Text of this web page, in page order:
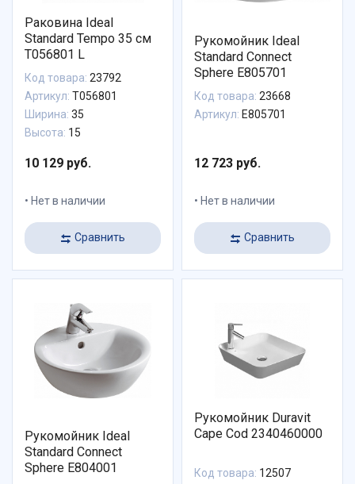
Раковина Ideal
Standard Tempo 35 см
T056801 L
Код товара: 23792
Артикул: T056801
Ширина: 35
Высота: 15
10 129 руб.
Нет в наличии
Сравнить
Рукомойник Ideal
Standard Connect
Sphere E805701
Код товара: 23668
Артикул: E805701
12 723 руб.
Нет в наличии
Сравнить
Рукомойник Ideal
Standard Connect
Sphere E804001
Рукомойник Duravit
Cape Cod 2340460000
Код товара: 12507